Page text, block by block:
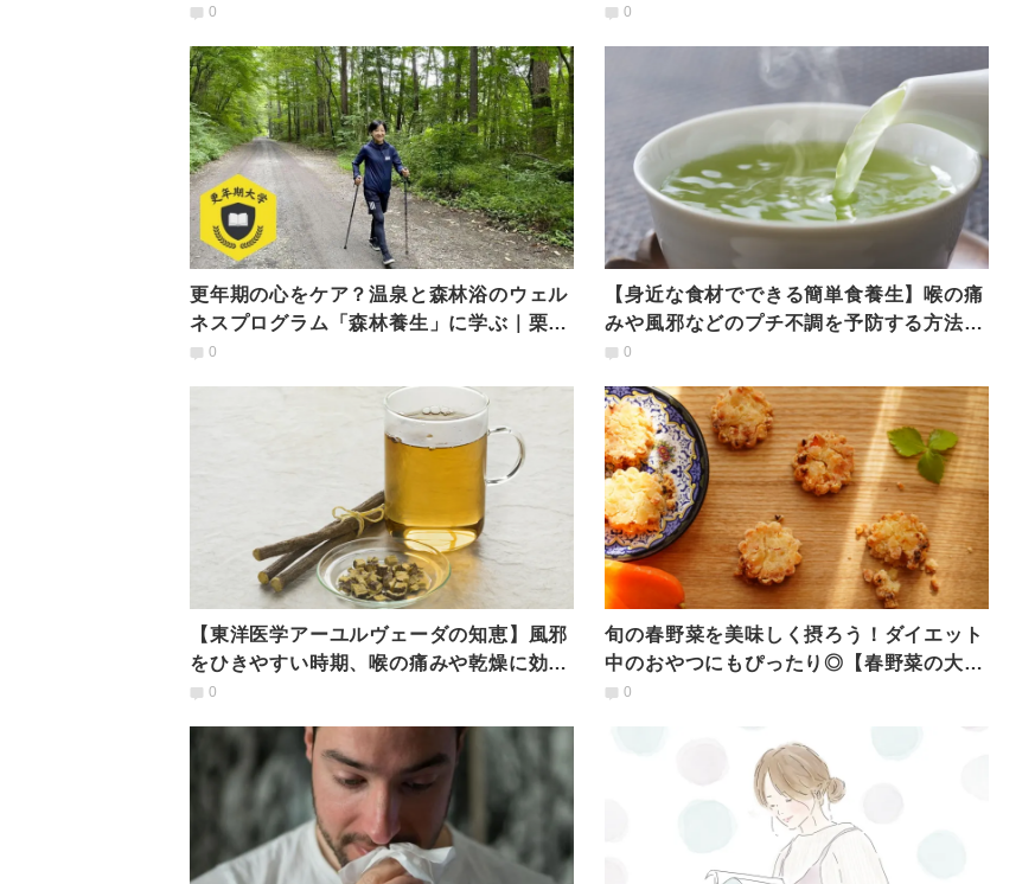
かドリンクの作り方
0
ーの意外なチカラとは
0
更年期の心をケア？温泉と森林浴のウェル
ネスプログラム「森林養生」に学ぶ｜栗尾
モカの更年期大学＃3
0
【身近な食材でできる簡単食養生】喉の痛
みや風邪などのプチ不調を予防する方法
は？
0
【東洋医学アーユルヴェーダの知恵】風邪
をひきやすい時期、喉の痛みや乾燥に効く
「甘草のお茶」飲み方
0
旬の春野菜を美味しく摂ろう！ダイエット
中のおやつにもぴったり◎【春野菜の大豆
粉ビスケット】
0